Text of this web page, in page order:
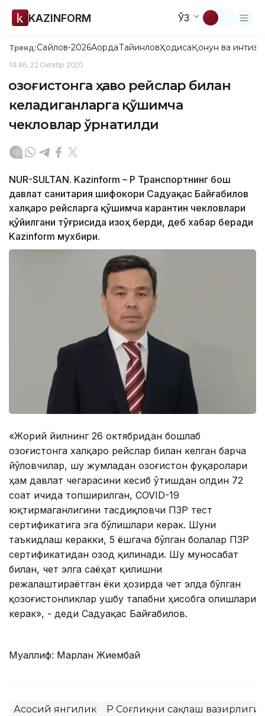
KAZINFORM ЎЗ
Тренд:Сайлов-2026АқордаТайинловҲодисаҚонун ва
14:46, 22 Октябр 2020
Қозоғистонга ҳаво рейслар билан
келадиганларга қўшимча
чекловлар ўрнатилди
NUR-SULTAN. Kazinform – ҚР Транспортнинг бош
давлат санитария шифокори Садуақас Байғабилов
халқаро рейсларга қўшимча карантин чекловлари
қўйилгани тўғрисида изоҳ берди, деб хабар беради
Kazinform мухбири.
«Жорий йилнинг 26 октябридан бошлаб
Қозоғистонга халқаро рейслар билан келган барча
йўловчилар, шу жумладан Қозоғистон фуқаролари
ҳам давлат чегарасини кесиб ўтишдан олдин 72
соат ичида топширилган, COVID-19
юқтирмаганлигини тасдиқловчи ПЗР тест
сертификатига эга бўлишлари керак. Шуни
таъкидлаш керакки, 5 ёшгача бўлган болалар ПЗР
сертификатидан озод қилинади. Шу муносабат
билан, чет элга саёҳат қилишни
режалаштираётган ёки ҳозирда чет элда бўлган
қозоғистонликлар ушбу талабни ҳисобга олишлари
керак», - деди Садуақас Байғабилов.
Муаллиф: Марлан Жиембай
Асосий янгилик ҚР Соғлиқни сақлаш вазирлиги